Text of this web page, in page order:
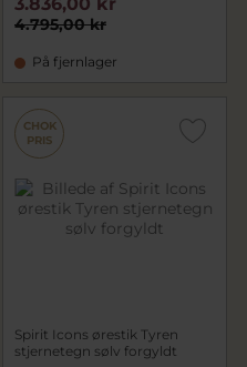
4.795,00 kr
På fjernlager
CHOK
PRIS
Spirit Icons ørestik Tyren
stjernetegn sølv forgyldt